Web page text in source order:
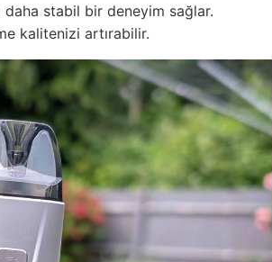
daha stabil bir deneyim sağlar.
kalitenizi artırabilir.